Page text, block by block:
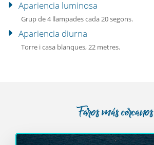
Apariencia luminosa
Grup de 4 llampades cada 20 segons.
Apariencia diurna
Torre i casa blanques, 22 metres.
Faros más cercanos